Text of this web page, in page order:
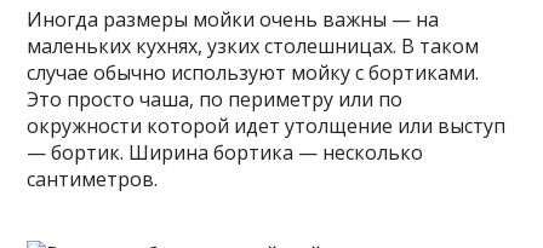
Иногда размеры мойки очень важны — на
маленьких кухнях, узких столешницах. В таком
случае обычно используют мойку с бортиками.
Это просто чаша, по периметру или по
окружности которой идет утолщение или выступ
— бортик. Ширина бортика — несколько
сантиметров.